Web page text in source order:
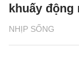
NHỊP SỐNG
khuấy động